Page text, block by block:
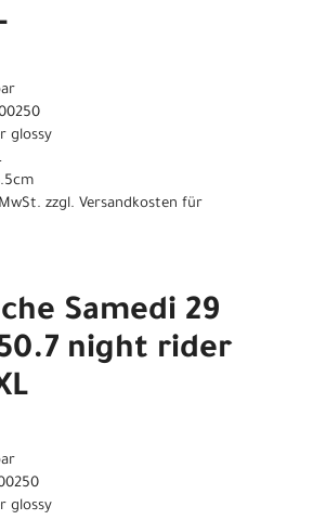
glossy
zzgl. Versandkosten für
Samedi 29
night rider
glossy